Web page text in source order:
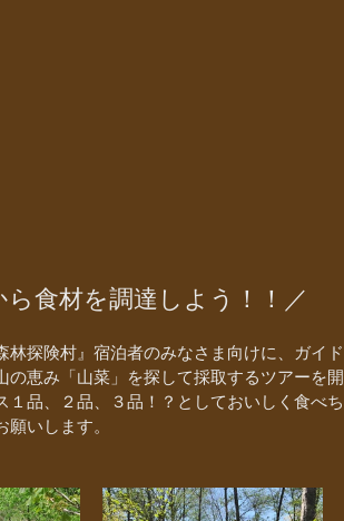
ら食材を調達しよう！！／
林探険村』宿泊者のみなさま向けに、ガイ
の恵み「山菜」を探して採取するツアーを
１品、２品、３品！？としておいしく食べ
いします。